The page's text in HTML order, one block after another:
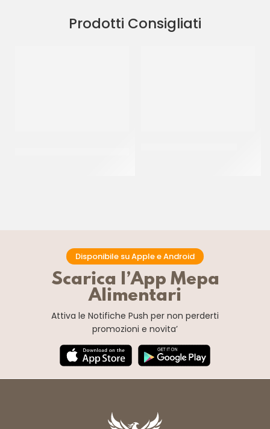
Prodotti Consigliati
Disponibile su Apple e Android
Scarica l’App Mepa
Alimentari
Attiva le Notifiche Push per non perderti
promozioni e novita’